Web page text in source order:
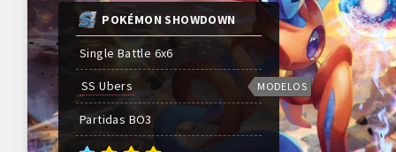
POKÉMON SHOWDOWN
Single Battle 6x6
SS Ubers
Partidas BO3
MODELOS